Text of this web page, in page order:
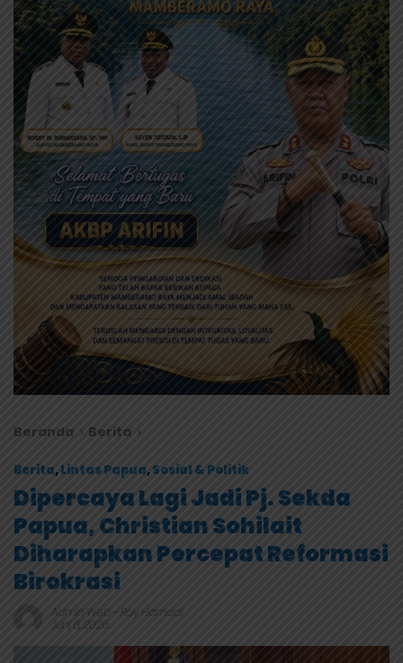
Beranda Berita
Berita,Lintas Papua,Sosial & Politik
Dipercaya Lagi Jadi Pj. Sekda
Papua, Christian Sohilait
Diharapkan Percepat Reformasi
Birokrasi
Admin Web - Roy Hamadi
Juni 6, 2026